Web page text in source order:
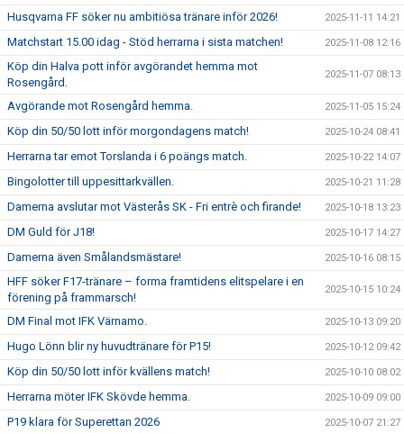
Husqvarna FF söker nu ambitiösa tränare inför 2026! 2025-11-11 14:21
Matchstart 15.00 idag - Stöd herrarna i sista matchen! 2025-11-08 12:16
Köp din Halva pott inför avgörandet hemma mot
Rosengård.
2025-11-07 08:13
Avgörande mot Rosengård hemma. 2025-11-05 15:24
Köp din 50/50 lott inför morgondagens match! 2025-10-24 08:41
Herrarna tar emot Torslanda i 6 poängs match. 2025-10-22 14:07
Bingolotter till uppesittarkvällen. 2025-10-21 11:28
Damerna avslutar mot Västerås SK - Fri entrè och firande! 2025-10-18 13:23
DM Guld för J18! 2025-10-17 14:27
Damerna även Smålandsmästare! 2025-10-16 08:15
HFF söker F17-tränare – forma framtidens elitspelare i en
förening på frammarsch!
2025-10-15 10:24
DM Final mot IFK Värnamo. 2025-10-13 09:20
Hugo Lönn blir ny huvudtränare för P15! 2025-10-12 09:42
Köp din 50/50 lott inför kvällens match! 2025-10-10 08:02
Herrarna möter IFK Skövde hemma. 2025-10-09 09:00
P19 klara för Superettan 2026 2025-10-07 21:27